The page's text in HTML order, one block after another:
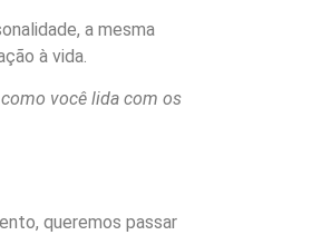
a mesma
à vida.
você lida com os
queremos passar